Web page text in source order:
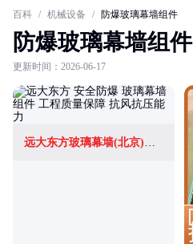
百科 / 机械设备 / 防爆玻璃幕墙组件
防爆玻璃幕墙组件
更新时间：2026-06-17
远大东方玻璃幕墙(北京)有限公司